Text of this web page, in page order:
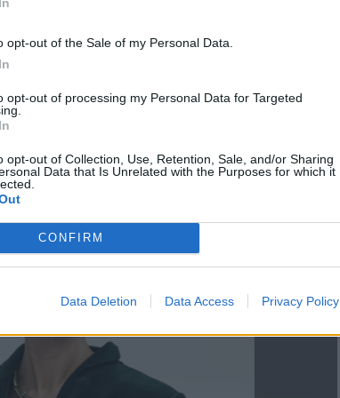
opt-out of the Sale of my Personal Data.
opt-out of processing my Personal Data for Targeted
opt-out of Collection, Use, Retention, Sale, and/or Sharing
Data that Is Unrelated with the Purposes for which it
CONFIRM
Data Deletion Data Access Privacy Policy
prastai, todėl pradėjo savotiškai
ūkiu man, nors aš kartu su ja
atvažiuodavau tik savaitgaliais arba